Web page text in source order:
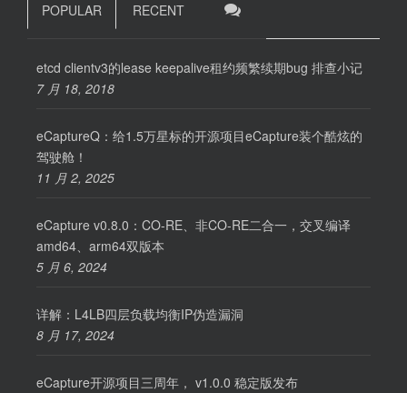
POPULAR RECENT
etcd clientv3的lease keepalive租约频繁续期bug 排查小记
7 月 18, 2018
eCaptureQ：给1.5万星标的开源项目eCapture装个酷炫的
驾驶舱！
11 月 2, 2025
eCapture v0.8.0：CO-RE、非CO-RE二合一，交叉编译
amd64、arm64双版本
5 月 6, 2024
详解：L4LB四层负载均衡IP伪造漏洞
8 月 17, 2024
eCapture开源项目三周年， v1.0.0 稳定版发布